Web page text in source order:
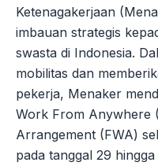
Ketenagakerjaan
imbauan strategis
swasta di Indonesia.
mobilitas dan
pekerja, Menaker
Work From Anywhere
Arrangement (FWA)
pada tanggal 29